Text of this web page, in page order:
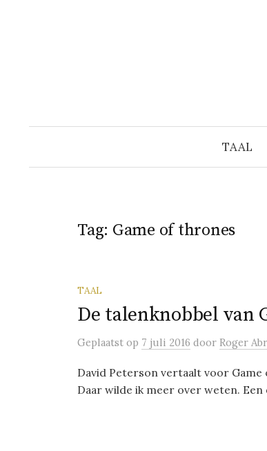
TAAL
Tag: Game of thrones
TAAL
De talenknobbel van
Geplaatst op 7 juli 2016 door Roger
David Peterson vertaalt voor
Daar wilde ik meer over weten.